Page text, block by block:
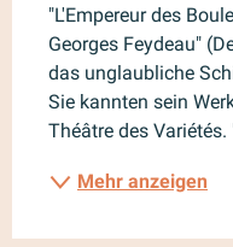
"L'Empereur des
Georges Feydeau"
das unglaubliche
Sie kannten sein
Théâtre des
Mehr anzeigen